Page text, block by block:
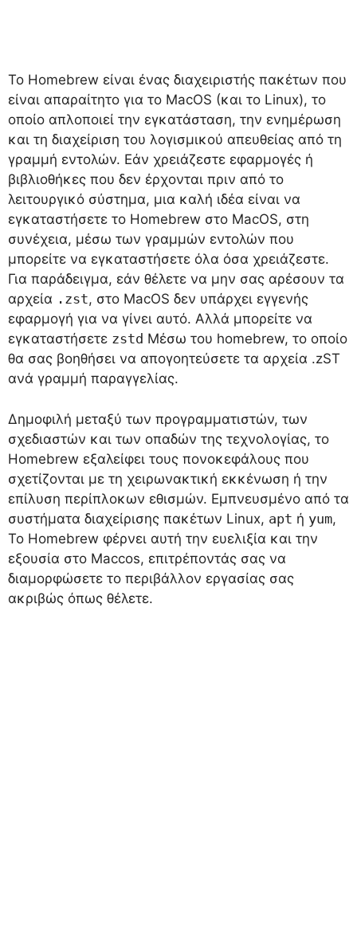
Το Homebrew είναι ένας διαχειριστής πακέτων που
είναι απαραίτητο για το MacOS (και το Linux), το
οποίο απλοποιεί την εγκατάσταση, την ενημέρωση
και τη διαχείριση του λογισμικού απευθείας από τη
γραμμή εντολών. Εάν χρειάζεστε εφαρμογές ή
βιβλιοθήκες που δεν έρχονται πριν από το
λειτουργικό σύστημα, μια καλή ιδέα είναι να
εγκαταστήσετε το Homebrew στο MacOS, στη
συνέχεια, μέσω των γραμμών εντολών που
μπορείτε να εγκαταστήσετε όλα όσα χρειάζεστε.
Για παράδειγμα, εάν θέλετε να μην σας αρέσουν τα
αρχεία .zst, στο MacOS δεν υπάρχει εγγενής
εφαρμογή για να γίνει αυτό. Αλλά μπορείτε να
εγκαταστήσετε zstd Μέσω του homebrew, το οποίο
θα σας βοηθήσει να απογοητεύσετε τα αρχεία .zST
ανά γραμμή παραγγελίας.
Δημοφιλή μεταξύ των προγραμματιστών, των
σχεδιαστών και των οπαδών της τεχνολογίας, το
Homebrew εξαλείφει τους πονοκεφάλους που
σχετίζονται με τη χειρωνακτική εκκένωση ή την
επίλυση περίπλοκων εθισμών. Εμπνευσμένο από τα
συστήματα διαχείρισης πακέτων Linux, apt ή yum,
Το Homebrew φέρνει αυτή την ευελιξία και την
εξουσία στο Maccos, επιτρέποντάς σας να
διαμορφώσετε το περιβάλλον εργασίας σας
ακριβώς όπως θέλετε.